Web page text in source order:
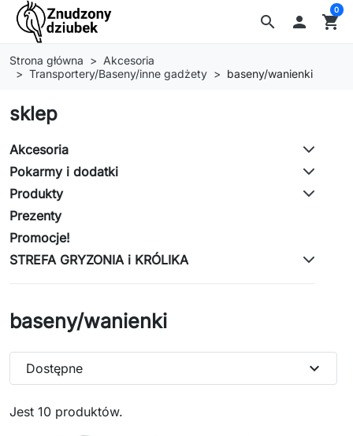
search  shopping_cart
0
Strona główna
Akcesoria
Transportery/Baseny/inne gadżety
baseny/wanienki
sklep
Akcesoria
Pokarmy i dodatki
Produkty
Prezenty
Promocje!
STREFA GRYZONIA i KRÓLIKA
baseny/wanienki
Jest 10 produktów.
Dostępne expand_more